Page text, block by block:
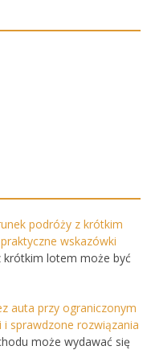
podróży z krótkim
wskazówki
krótkim lotem może być
auta przy ograniczonym
i sprawdzone rozwiązania
może wydawać się